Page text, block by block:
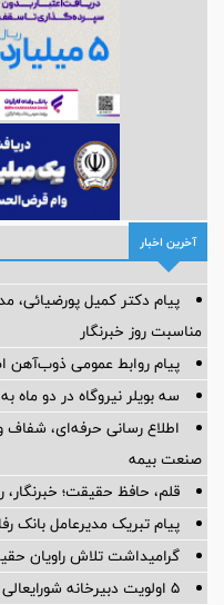
آخرین اخبار
پیام دکتر کمیل
مناسبت روز خبرنگار
پیام روابط عمومی ذوب‌آهن
سه بویلر نیروگاه در دو ماه
اطلاع رسانی حرفه‌ای،
صنعت بیمه
قلم، حافظ حقیقت؛ خبرنگار،
پیام تبریک مدیرعامل بانک
گرامیداشت تلاش راویان
5 اولویت دبیرخانه شورایعالی برای تحول در مناطق آزاد